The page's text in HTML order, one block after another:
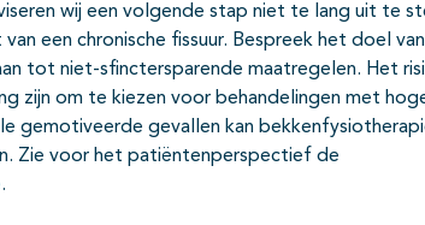
wij een volgende stap niet te lang uit te
een chronische fissuur. Bespreek het doel
tot niet-sfinctersparende maatregelen. Het
zijn om te kiezen voor behandelingen met
gemotiveerde gevallen kan
Zie voor het patiëntenperspectief de
.